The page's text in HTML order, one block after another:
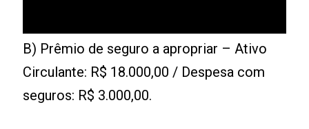
B) Prêmio de seguro a apropriar – Ativo
Circulante: R$ 18.000,00 / Despesa com
seguros: R$ 3.000,00.